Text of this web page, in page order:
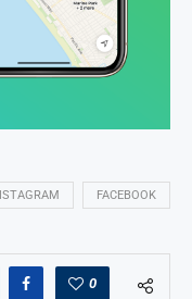
FACEBOOK
0